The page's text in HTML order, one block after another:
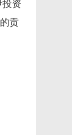
资
贡